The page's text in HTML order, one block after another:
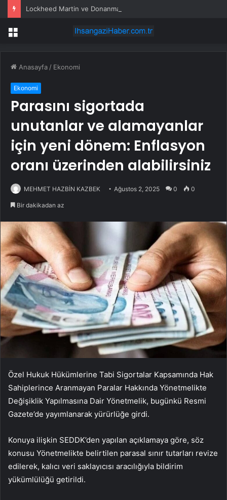
Menü
Anasayfa / Ekonomi
Ekonomi
Parasını sigortada
unutanlar ve alamayanlar
için yeni dönem: Enflasyon
oranı üzerinden alabilirsiniz
MEHMET HAZBİN KAZBEK Ağustos 2, 2025 0 0
Bir dakikadan az
Özel Hukuk Hükümlerine Tabi Sigortalar Kapsamında Hak
Sahiplerince Aranmayan Paralar Hakkında Yönetmelikte
Değişiklik Yapılmasına Dair Yönetmelik, bugünkü Resmi
Gazete’de yayımlanarak yürürlüğe girdi.
Konuya ilişkin SEDDK’den yapılan açıklamaya göre, söz
konusu Yönetmelikte belirtilen parasal sınır tutarları revize
edilerek, kalıcı veri saklayıcısı aracılığıyla bildirim
yükümlülüğü getirildi.